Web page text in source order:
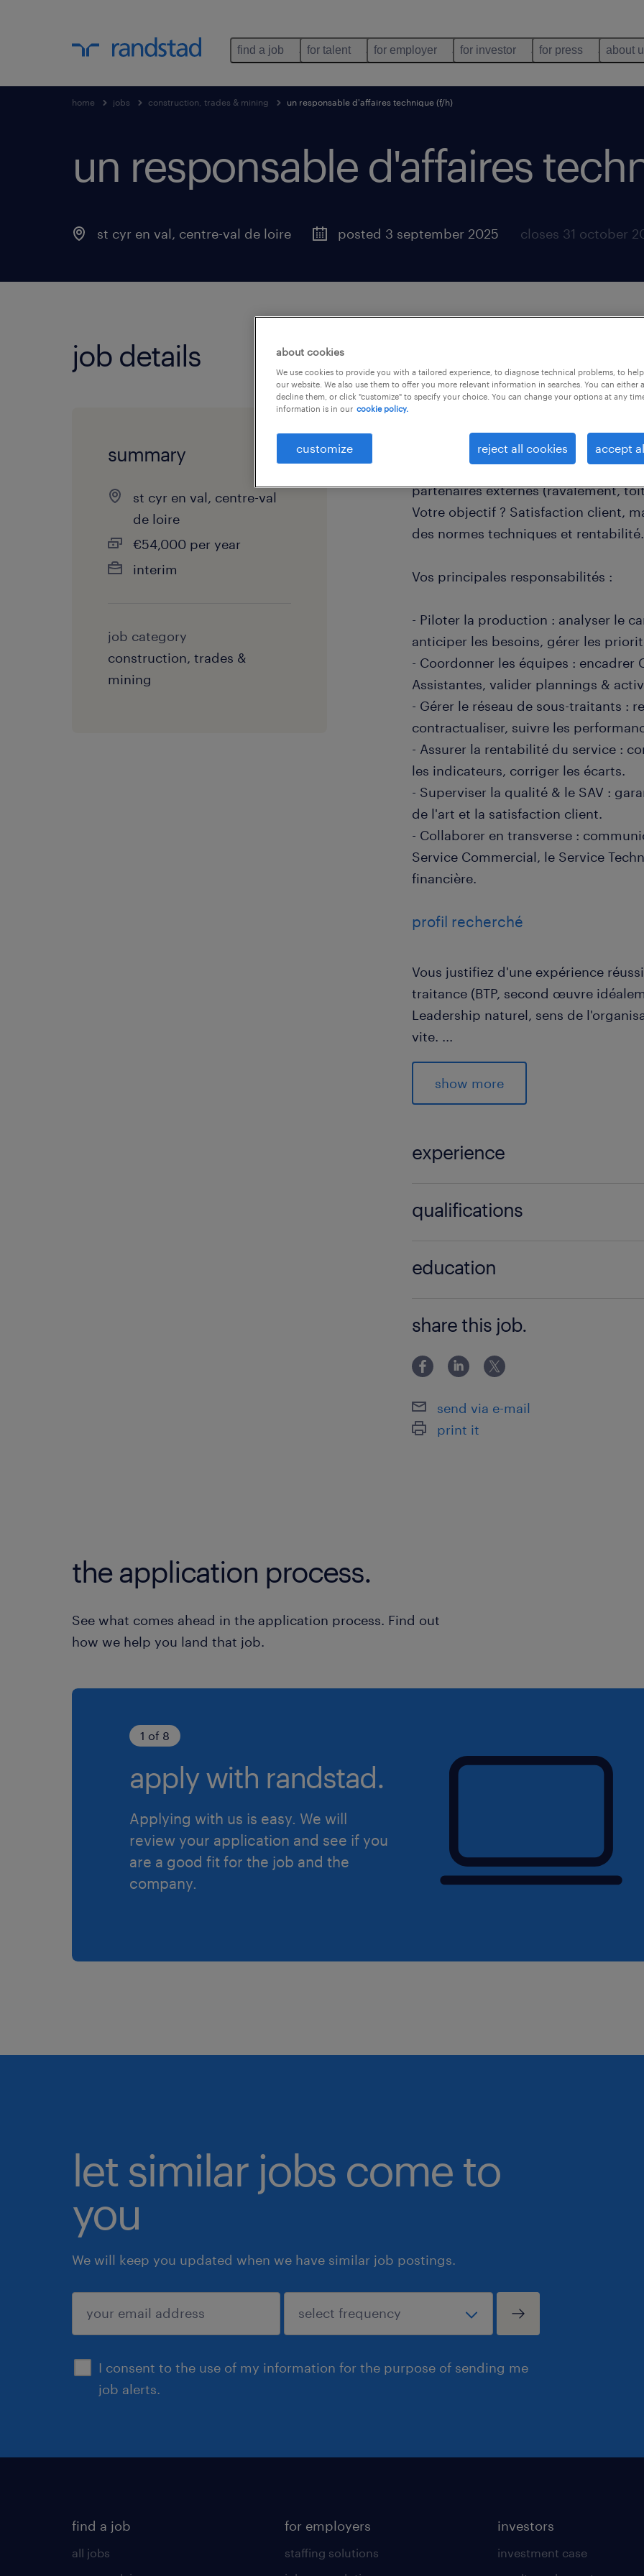
find a job for talent for employer for investor for press about
home jobs construction, trades & mining un responsable d'affaires technique (f/h)
un responsable d'affaires
st cyr en val, centre-val de loire posted 3 september 2025 closes 31 october
job details
summary
st cyr en val, centre-val
de loire
€54,000 per year
interim
job category
construction, trades &
mining
Vous assurez la coordination des
partenaires externes (ravalement,
Votre objectif ? Satisfaction client,
des normes techniques et rentabilité.
Vos principales responsabilités :
- Piloter la production : analyser le
anticiper les besoins, gérer les
- Coordonner les équipes : encadrer
Assistantes, valider plannings &
- Gérer le réseau de sous-traitants :
contractualiser, suivre les
- Assurer la rentabilité du service :
les indicateurs, corriger les écarts.
- Superviser la qualité & le SAV :
de l'art et la satisfaction client.
- Collaborer en transverse :
Service Commercial, le Service
financière.
profil recherché
Vous justifiez d'une expérience
traitance (BTP, second œuvre
Leadership naturel, sens de
vite. ...
Aisance relationnelle, rigueur
Maîtrise des outils bureautiques et
Véhicule de fonction
Mutuelle
Responsable d'affaires technique (F/H)
show more
experience
qualifications
education
share this job.
send via e-mail
print it
the application process.
See what comes ahead in the application process. Find out
how we help you land that job.
1 of 8
apply with randstad.
Applying with us is easy. We will
review your application and see if you
are a good fit for the job and the
company.
let similar jobs come to
you
We will keep you updated when we have similar job postings.
I consent to the use of my information for the purpose of sending me
job alerts.
submit
find a job
all jobs
for employers
staffing solutions
investors
investment case
about cookies
We use cookies to provide you with a tailored experience, to diagnose technical problems, to
our website. We also use them to offer you more relevant information in searches. You can either
decline them, or click "customize" to specify your choice. You can change your options at any
information is in our cookie policy.
customize reject all cookies accept